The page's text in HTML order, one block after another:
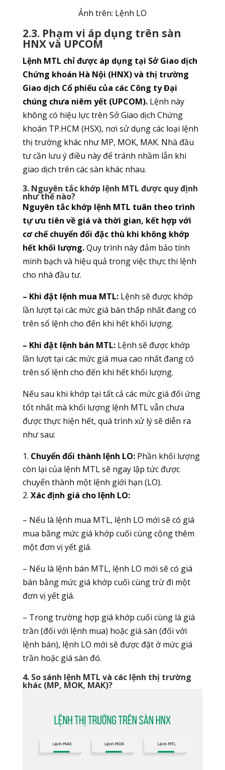
Ảnh trên: Lệnh LO
2.3. Phạm vi áp dụng trên sàn
HNX và UPCOM
Lệnh MTL chỉ được áp dụng tại Sở Giao dịch
Chứng khoán Hà Nội (HNX) và thị trường
Giao dịch Cổ phiếu của các Công ty Đại
chúng chưa niêm yết (UPCOM).Lệnh này
không có hiệu lực trên Sở Giao dịch Chứng
khoán TP.HCM (HSX), nơi sử dụng các loại lệnh
thị trường khác như MP, MOK, MAK. Nhà đầu
tư cần lưu ý điều này để tránh nhầm lẫn khi
giao dịch trên các sàn khác nhau.
3. Nguyên tắc khớp lệnh MTL được quy định
như thế nào?
Nguyên tắc khớp lệnh MTL tuân theo trình
tự ưu tiên về giá và thời gian, kết hợp với
cơ chế chuyển đổi đặc thù khi không khớp
hết khối lượng.Quy trình này đảm bảo tính
minh bạch và hiệu quả trong việc thực thi lệnh
cho nhà đầu tư.
– Khi đặt lệnh mua MTL:Lệnh sẽ được khớp
lần lượt tại các mức giá bán thấp nhất đang có
trên sổ lệnh cho đến khi hết khối lượng.
– Khi đặt lệnh bán MTL:Lệnh sẽ được khớp
lần lượt tại các mức giá mua cao nhất đang có
trên sổ lệnh cho đến khi hết khối lượng.
Nếu sau khi khớp tại tất cả các mức giá đối ứng
tốt nhất mà khối lượng lệnh MTL vẫn chưa
được thực hiện hết, quá trình xử lý sẽ diễn ra
như sau:
Chuyển đổi thành lệnh LO:Phần khối lượng
còn lại của lệnh MTL sẽ ngay lập tức được
chuyển thành một lệnh giới hạn (LO).
Xác định giá cho lệnh LO:
– Nếu là lệnh mua MTL, lệnh LO mới sẽ có giá
mua bằng mức giá khớp cuối cùng cộng thêm
một đơn vị yết giá.
– Nếu là lệnh bán MTL, lệnh LO mới sẽ có giá
bán bằng mức giá khớp cuối cùng trừ đi một
đơn vị yết giá.
– Trong trường hợp giá khớp cuối cùng là giá
trần (đối với lệnh mua) hoặc giá sàn (đối với
lệnh bán), lệnh LO mới sẽ được đặt ở mức giá
trần hoặc giá sàn đó.
4. So sánh lệnh MTL và các lệnh thị trường
khác (MP, MOK, MAK)?